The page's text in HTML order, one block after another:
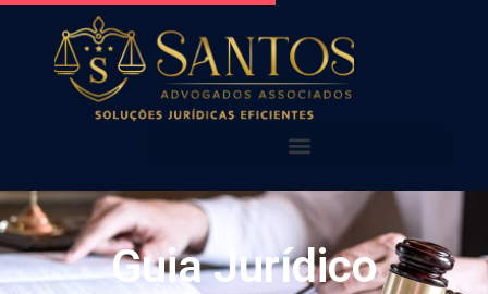
AQUI VOCÊ ENCONTRA!
NOSSAS PUBLICAÇÕES
Guia Jurídico